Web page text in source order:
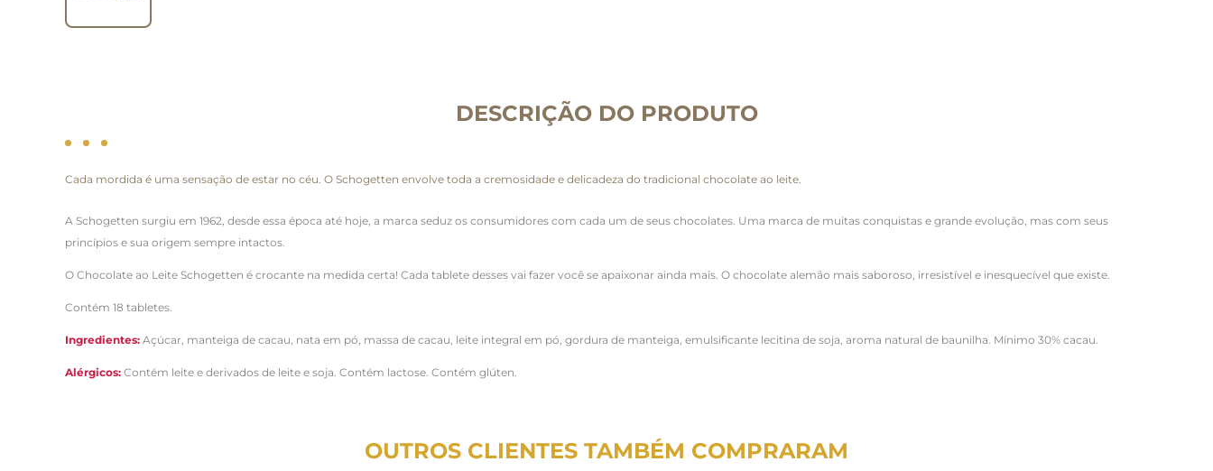
DESCRIÇÃO DO PRODUTO
Cada mordida é uma sensação de estar no céu. O Schogetten envolve toda a cremosidade e delicadeza do tradicional chocolate ao leite.
A Schogetten surgiu em 1962, desde essa época até hoje, a marca seduz os consumidores com cada um de seus chocolates. Uma marca de muitas conquistas e grande evolução, mas com seus
princípios e sua origem sempre intactos.
O Chocolate ao Leite Schogetten é crocante na medida certa! Cada tablete desses vai fazer você se apaixonar ainda mais. O chocolate alemão mais saboroso, irresistível e inesquecível que existe.
Contém 18 tabletes.
Ingredientes: Açúcar, manteiga de cacau, nata em pó, massa de cacau, leite integral em pó, gordura de manteiga, emulsificante lecitina de soja, aroma natural de baunilha. Mínimo 30% cacau.
Alérgicos: Contém leite e derivados de leite e soja. Contém lactose. Contém glúten.
OUTROS CLIENTES TAMBÉM COMPRARAM